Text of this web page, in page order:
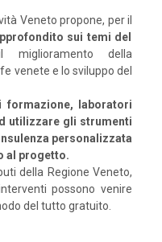
Veneto propone, per il
sui temi del
miglioramento della
venete e lo sviluppo del
formazione, laboratori
utilizzare gli strumenti
personalizzata
al progetto.
della Regione Veneto,
possono venire
del tutto gratuito.